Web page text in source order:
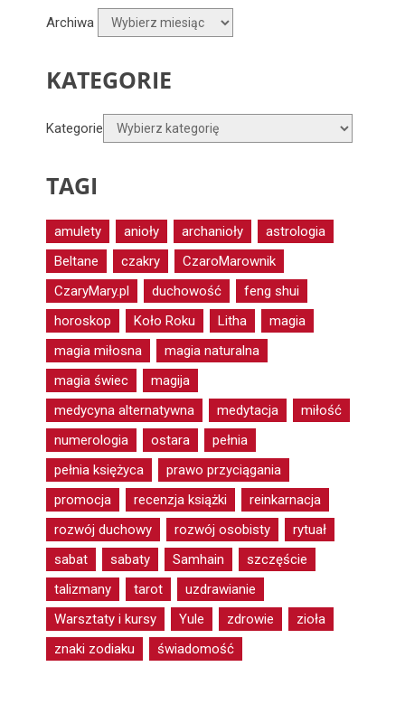
Archiwa
KATEGORIE
Kategorie
TAGI
amulety anioły archanioły
astrologia
Beltane
czakry
CzaroMarownik
CzaryMary.pl
duchowość
feng shui
horoskop
Koło Roku Litha
magia
magia miłosna
magia naturalna
magia świec
magija
medycyna alternatywna
medytacja
miłość
numerologia
ostara
pełnia
pełnia księżyca
prawo przyciągania
promocja
recenzja książki
reinkarnacja
rozwój duchowy
rozwój osobisty
rytuał
sabat
sabaty Samhain
szczęście
talizmany
tarot
uzdrawianie
Warsztaty i kursy
Yule zdrowie
zioła
znaki zodiaku
świadomość